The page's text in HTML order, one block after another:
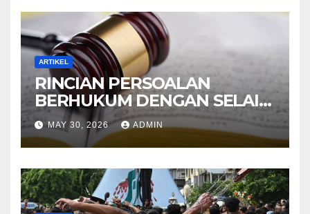
ARTIKEL
RINCIAN PERSOALAN
BERHUKUM DENGAN SELAIN
HUKUM ALLAH DALAM
KITAB AT-TAMHID SYARAH
KITAB AT-TAUHID
MAY 30, 2026 ADMIN